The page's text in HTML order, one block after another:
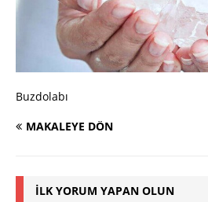
Buzdolabı
MAKALEYE DÖN
İLK YORUM YAPAN OLUN